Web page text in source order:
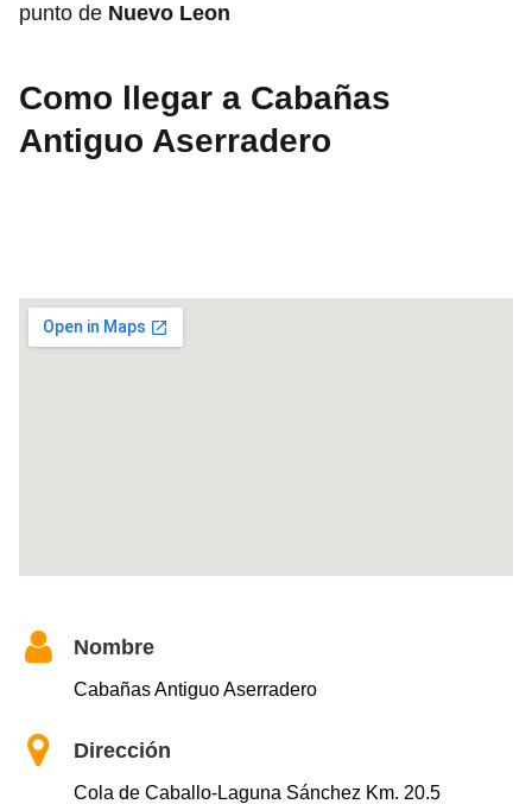
punto de Nuevo Leon
Como llegar a Cabañas
Antiguo Aserradero
Nombre
Cabañas Antiguo Aserradero
Dirección
Cola de Caballo-Laguna Sánchez Km. 20.5